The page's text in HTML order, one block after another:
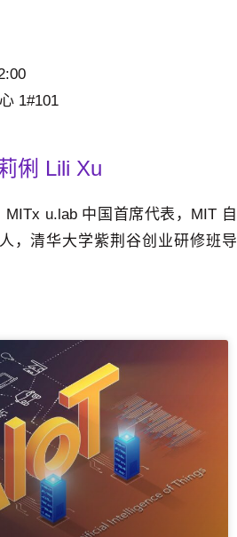
1#101
俐 Lili Xu
MITx u.lab 中国首席代表，MIT 自
，清华大学紫荆谷创业研修班导